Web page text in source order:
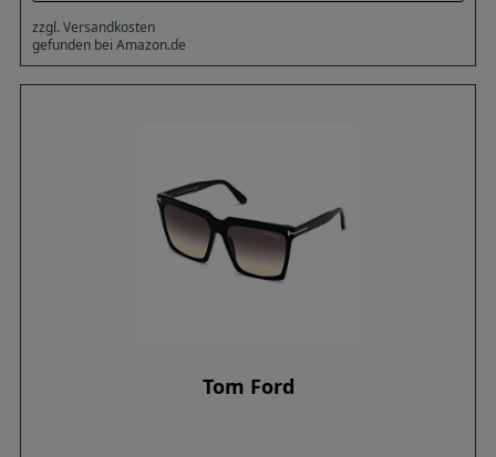
zzgl. Versandkosten
gefunden bei Amazon.de
Tom Ford